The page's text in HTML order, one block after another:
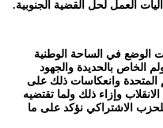
العمل لحل القضية الجنوبية.
الوضع في الساحة الوطنية
الخاص بالحديدة والجهود
المتحدة وانعكاسات ذلك على
وإزاء ذلك ولما تقتضيه
للحزب الاشتراكي نؤكد على ما